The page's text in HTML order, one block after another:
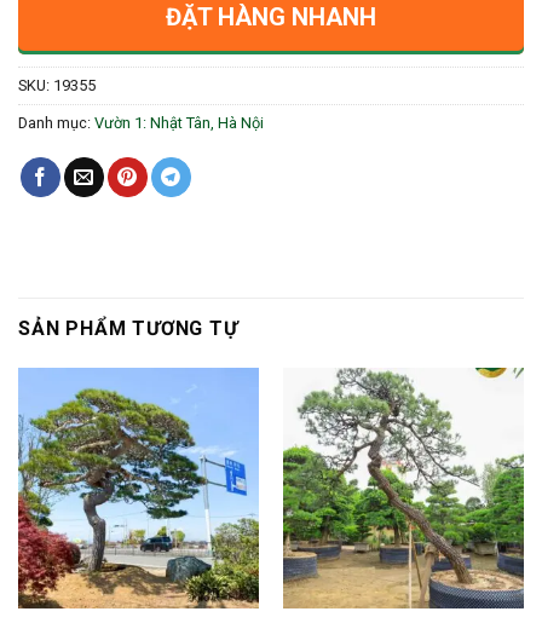
ĐẶT HÀNG NHANH
SKU: 19355
Danh mục: Vườn 1: Nhật Tân, Hà Nội
SẢN PHẨM TƯƠNG TỰ